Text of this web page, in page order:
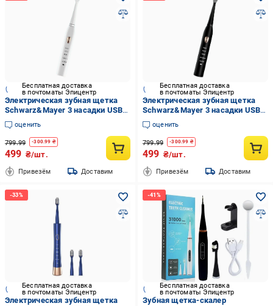
Бесплатная доставка
в почтоматы Эпицентр
Электрическая зубная щетка
Schwarz&Mayer 3 насадки USB
IPX7 Белый (24514071)
оценить
799.99 -300.99 ₴
499 ₴/шт.
Привезём Доставим
Бесплатная доставка
в почтоматы Эпицентр
Электрическая зубная щетка
Schwarz&Mayer 3 насадки USB
IPX7 Черный (24514041)
оценить
799.99 -300.99 ₴
499 ₴/шт.
Привезём Доставим
Бесплатная доставка
в почтоматы Эпицентр
Электрическая зубная щетка
Бесплатная доставка
в почтоматы Эпицентр
Зубная щетка-скалер